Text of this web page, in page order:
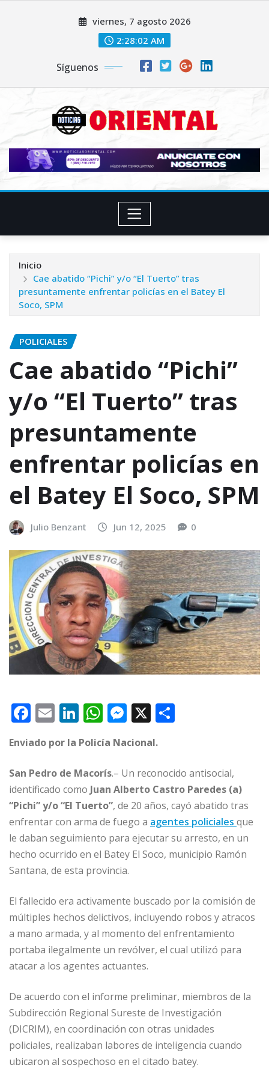
viernes, 7 agosto 2026
2:28:04 AM
Síguenos
Inicio
Cae abatido “Pichi” y/o “El Tuerto” tras
presuntamente enfrentar policías en el Batey El
Soco, SPM
POLICIALES
Cae abatido “Pichi”
y/o “El Tuerto” tras
presuntamente
enfrentar policías en
el Batey El Soco, SPM
Julio Benzant Jun 12, 2025 0
F
a
c
e
b
o
o
k
E
m
ai
l
Li
n
k
e
dI
n
W
h
at
s
A
p
p
M
e
ss
e
n
g
e
r
X
p
ar
ti
r
Enviado por la Policía Nacional.
San Pedro de Macorís.– Un reconocido antisocial,
identificado como Juan Alberto Castro Paredes (a)
“Pichi” y/o “El Tuerto”, de 20 años, cayó abatido tras
enfrentar con arma de fuego a agentes policiales que
le daban seguimiento para ejecutar su arresto, en un
hecho ocurrido en el Batey El Soco, municipio Ramón
Santana, de esta provincia.
El fallecido era activamente buscado por la comisión de
múltiples hechos delictivos, incluyendo robos y atracos
a mano armada, y al momento del enfrentamiento
portaba ilegalmente un revólver, el cual utilizó para
atacar a los agentes actuantes.
De acuerdo con el informe preliminar, miembros de la
Subdirección Regional Sureste de Investigación
(DICRIM), en coordinación con otras unidades
policiales, realizaban labores de inteligencia cuando
ubicaron al sospechoso en el citado batey.